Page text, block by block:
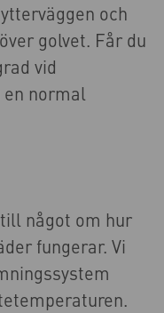
och
golvet. Får du
vid
normal
något om hur
fungerar. Vi